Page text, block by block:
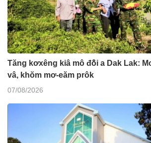
Tăng kơxêng kiâ mô đô̆i a Dak Lak:
vâ, khŏm mơ-eăm prôk
07/08/2026